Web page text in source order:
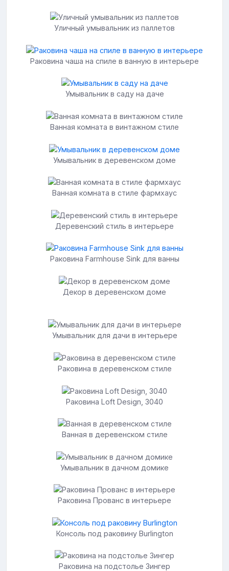
Уличный умывальник из паллетов
Раковина чаша на спиле в ванную в интерьере
Умывальник в саду на даче
Ванная комната в винтажном стиле
Умывальник в деревенском доме
Ванная комната в стиле фармхаус
Деревенский стиль в интерьере
Раковина Farmhouse Sink для ванны
Декор в деревенском доме
Умывальник для дачи в интерьере
Раковина в деревенском стиле
Раковина Loft Design, 3040
Ванная в деревенском стиле
Умывальник в дачном домике
Раковина Прованс в интерьере
Консоль под раковину Burlington
Раковина на подстолье Зингер